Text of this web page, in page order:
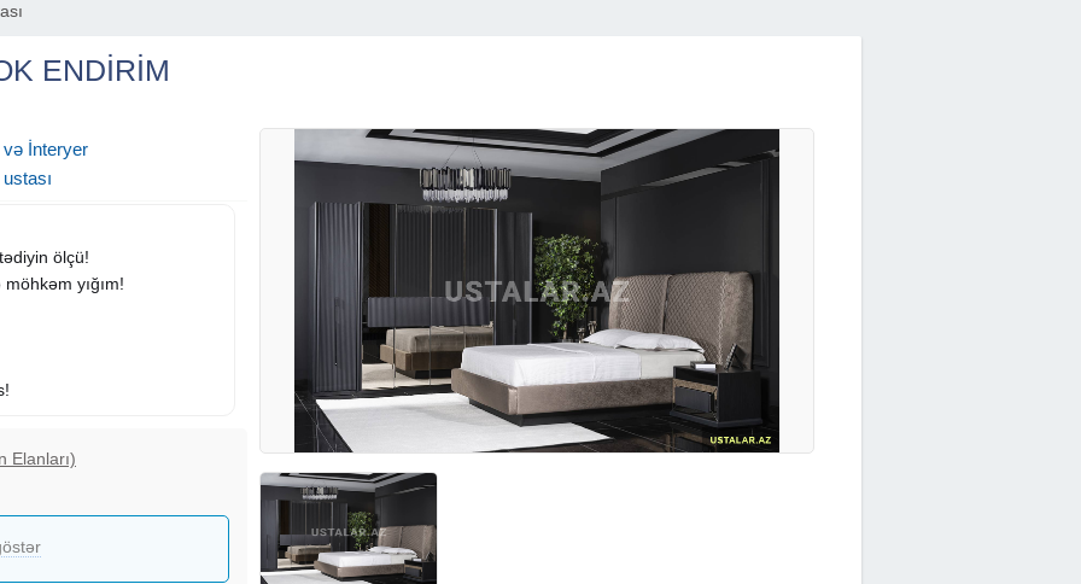
ENDİRİM
və İnteryer
ölçü!
yığım!
Elanları)